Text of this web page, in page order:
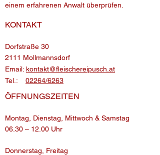
einem erfahrenen Anwalt überprüfen.
KONTAKT
Dorfstraße 30
2111 Mollmannsdorf
Email: kontakt@fleischereipusch.at
Tel.: 02264/6263
ÖFFNUNGSZEITEN
Montag, Dienstag, Mittwoch & Samstag
06.30 – 12.00 Uhr
Donnerstag, Freitag